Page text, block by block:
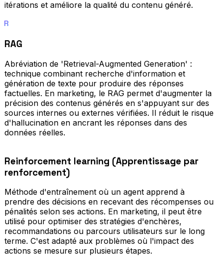
itérations et améliore la qualité du contenu généré.
R
RAG
Abréviation de 'Retrieval-Augmented Generation' :
technique combinant recherche d'information et
génération de texte pour produire des réponses
factuelles. En marketing, le RAG permet d'augmenter la
précision des contenus générés en s'appuyant sur des
sources internes ou externes vérifiées. Il réduit le risque
d'hallucination en ancrant les réponses dans des
données réelles.
Reinforcement learning (Apprentissage par
renforcement)
Méthode d'entraînement où un agent apprend à
prendre des décisions en recevant des récompenses ou
pénalités selon ses actions. En marketing, il peut être
utilisé pour optimiser des stratégies d'enchères,
recommandations ou parcours utilisateurs sur le long
terme. C'est adapté aux problèmes où l'impact des
actions se mesure sur plusieurs étapes.